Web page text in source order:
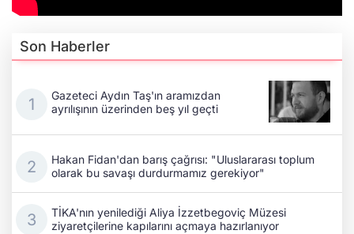
Son Haberler
Gazeteci Aydın Taş'ın aramızdan
ayrılışının üzerinden beş yıl geçti
Hakan Fidan'dan barış çağrısı: "Uluslararası toplum
olarak bu savaşı durdurmamız gerekiyor"
TİKA'nın yenilediği Aliya İzzetbegoviç Müzesi
ziyaretçilerine kapılarını açmaya hazırlanıyor